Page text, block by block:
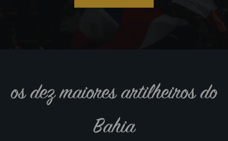
os dez maiores artilheiros do
Bahia